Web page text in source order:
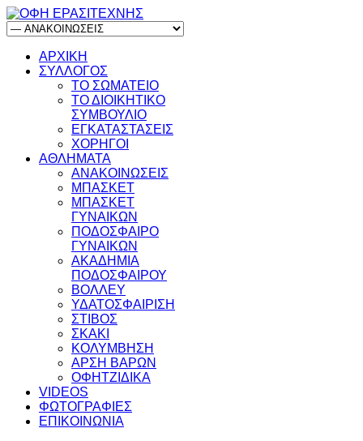
ΑΡΧΙΚΗ
ΣΥΛΛΟΓΟΣ
ΤΟ ΣΩΜΑΤΕΙΟ
ΤΟ ΔΙΟΙΚΗΤΙΚΟ
ΣΥΜΒΟΥΛΙΟ
ΕΓΚΑΤΑΣΤΑΣΕΙΣ
ΧΟΡΗΓΟΙ
ΑΘΛΗΜΑΤΑ
ΑΝΑΚΟΙΝΩΣΕΙΣ
ΜΠΑΣΚΕΤ
ΜΠΑΣΚΕΤ
ΓΥΝΑΙΚΩΝ
ΠΟΔΟΣΦΑΙΡΟ
ΓΥΝΑΙΚΩΝ
ΑΚΑΔΗΜΙΑ
ΠΟΔΟΣΦΑΙΡΟΥ
ΒΟΛΛΕΥ
ΥΔΑΤΟΣΦΑΙΡΙΣΗ
ΣΤΙΒΟΣ
ΣΚΑΚΙ
ΚΟΛΥΜΒΗΣΗ
ΑΡΣΗ ΒΑΡΩΝ
ΟΦΗΤΖΙΔΙΚΑ
VIDEOS
ΦΩΤΟΓΡΑΦΙΕΣ
ΕΠΙΚΟΙΝΩΝΙΑ